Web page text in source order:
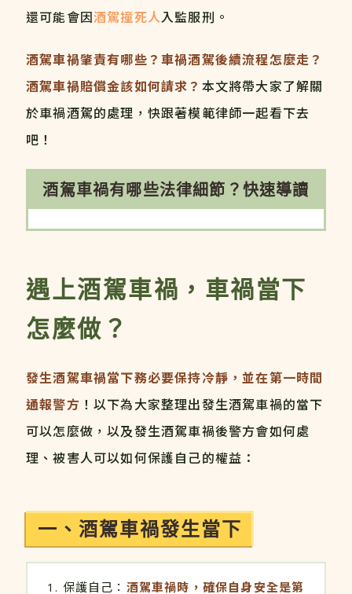
還可能會因酒駕撞死人入監服刑。
酒駕車禍肇責有哪些？車禍酒駕後續流程怎麼走？
酒駕車禍賠償金該如何請求？ 本文將帶大家了解關
於車禍酒駕的處理，快跟著模範律師一起看下去
吧！
酒駕車禍有哪些法律細節？快速導讀
遇上酒駕車禍，車禍當下
怎麼做？
發生酒駕車禍當下務必要保持冷靜，並在第一時間
通報警方 ！以下為大家整理出發生酒駕車禍的當下
可以怎麼做，以及發生酒駕車禍後警方會如何處
理、被害人可以如何保護自己的權益：
一、酒駕車禍發生當下
保護自己： 酒駕車禍時，確保自身安全是第